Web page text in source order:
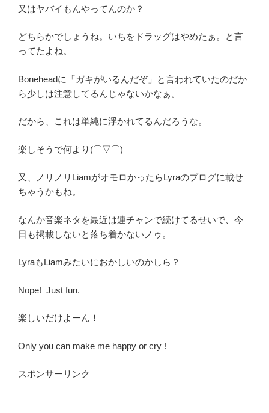
又はヤバイもんやってんのか？
どちらかでしょうね。いちをドラッグはやめたぁ。と言
ってたよね。
Boneheadに「ガキがいるんだぞ」と言われていたのだか
ら少しは注意してるんじゃないかなぁ。
だから、これは単純に浮かれてるんだろうな。
楽しそうで何より(⌒▽⌒)
又、ノリノリLiamがオモロかったらLyraのブログに載せ
ちゃうかもね。
なんか音楽ネタを最近は連チャンで続けてるせいで、今
日も掲載しないと落ち着かないノゥ。
LyraもLiamみたいにおかしいのかしら？
Nope! Just fun.
楽しいだけよーん！
Only you can make me happy or cry !
スポンサーリンク